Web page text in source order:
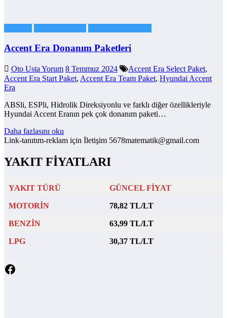
Accent Era Donanım Paketleri
Oto Usta Yorum 8 Temmuz 2024 Accent Era Select Paket,
Accent Era Start Paket, Accent Era Team Paket, Hyundai Accent
Era
ABSli, ESPli, Hidrolik Direksiyonlu ve farklı diğer özellikleriyle
Hyundai Accent Eranın pek çok donanım paketi…
Daha fazlasını oku
Link-tanıtım-reklam için İletişim 5678matematik@gmail.com
YAKIT FİYATLARI
YAKIT TÜRÜ GÜNCEL FİYAT
MOTORİN 78,82 TL/LT
BENZİN 63,99 TL/LT
LPG 30,37 TL/LT
Facebook